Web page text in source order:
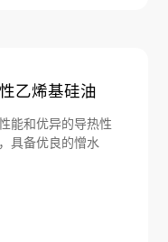
乙烯基硅油
能和优异的导热性
具备优良的憎水